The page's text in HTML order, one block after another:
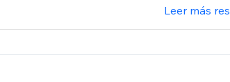
Leer más